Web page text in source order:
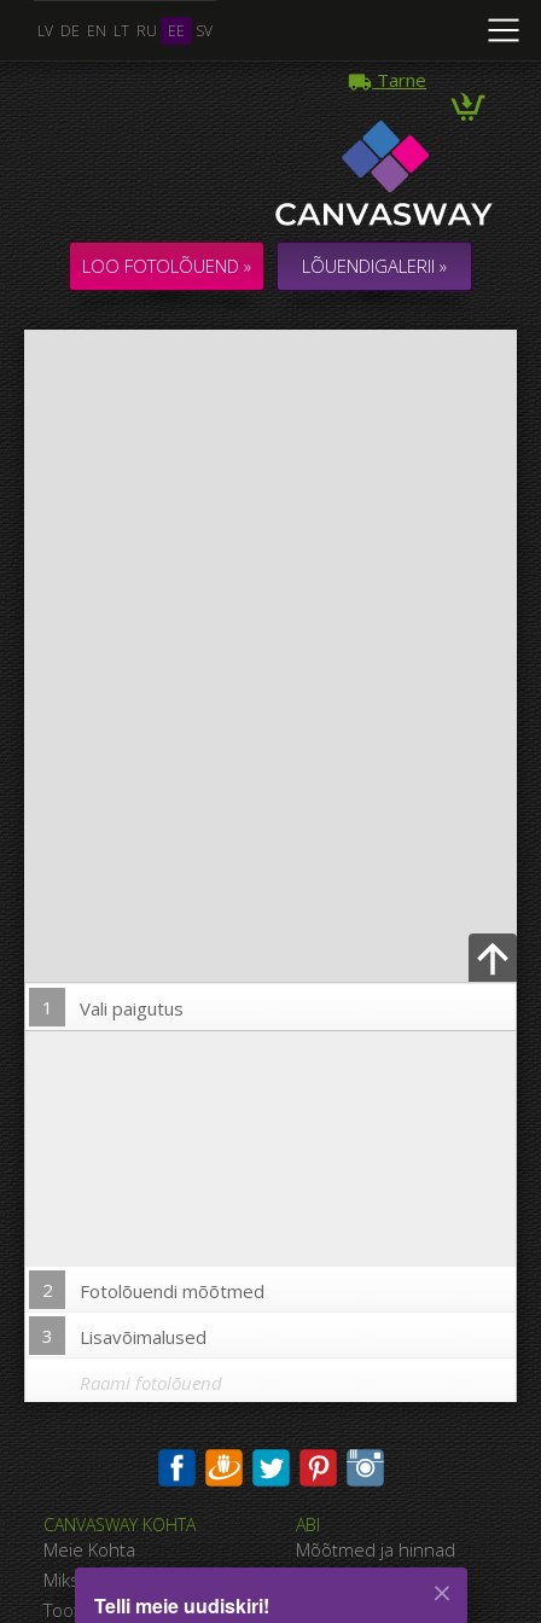
LV DE EN LT RU EE SV
Tarne
LOO FOTOLÕUEND » LÕUENDIGALERII »
Lae pilt üles
1 Vali paigutus
2
Fotolõuendi mõõtmed
3
Lisavõimalused
Trükkida pilt fotolõuendi äärtele:
Ei
Kaugus piltide vahel:
Raami fotolõuend
Mitu Foto
KOLLAAŽ / KOMPOSITSIOON mitmest Fotost
CANVASWAY KOHTA
Meie Kohta
Miks CanvasWAY
Toote Kvaliteet
ABI
Mõõtmed ja hinnad
Maksevõimalused
Telli meie uudiskiri!